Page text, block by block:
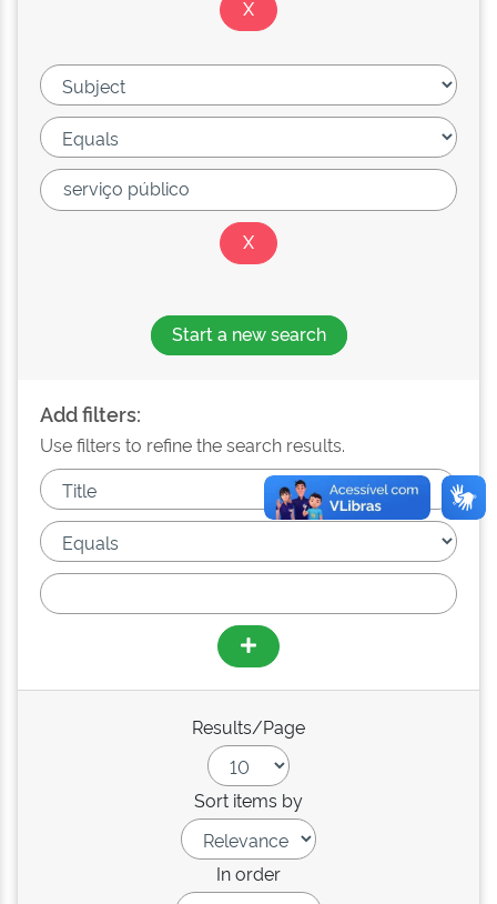
Start a new search
Add filters:
Use filters to refine the search results.
Results/Page
Sort items by
In order